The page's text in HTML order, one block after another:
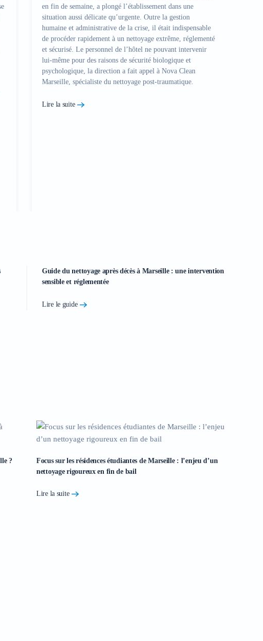
en fin de semaine, a plongé l’établissement dans une
situation aussi délicate qu’urgente. Outre la gestion
humaine et administrative de la crise, il était indispensable
de procéder rapidement à un nettoyage extrême, réglementé
et sécurisé. Le personnel de l’hôtel ne pouvant intervenir
lui-même pour des raisons de sécurité biologique et
psychologique, la direction a fait appel à Nova Clean
Marseille, spécialiste du nettoyage post-traumatique.
Lire la suite
Guide du nettoyage après décès à Marseille : une intervention
sensible et réglementée
Lire le guide
?
Focus sur les résidences étudiantes de Marseille : l’enjeu d’un
nettoyage rigoureux en fin de bail
Lire la suite